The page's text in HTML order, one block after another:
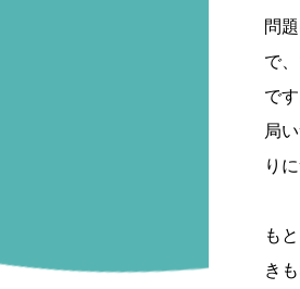
問
で
で
局
り
も
き